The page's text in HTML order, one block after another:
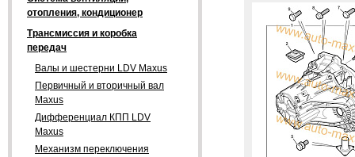
отопления, кондиционер
Трансмиссия и коробка
передач
Валы и шестерни LDV Maxus
Первичный и вторичный вал
Maxus
Дифференциал КПП LDV
Maxus
Механизм переключения